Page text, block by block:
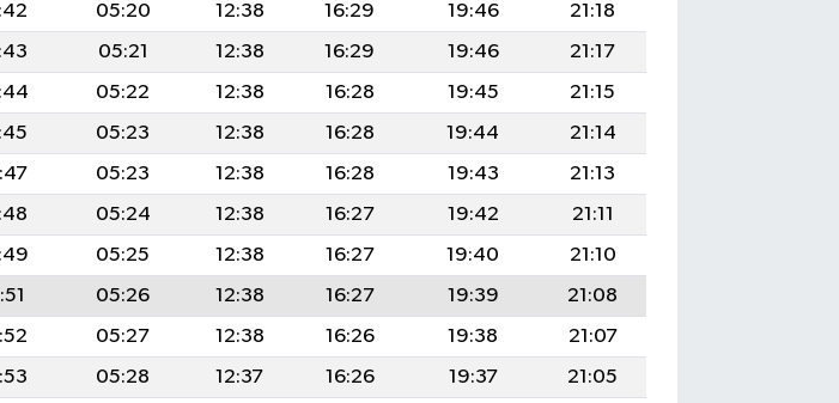
05:20 12:38 16:29 19:46
21:18
05:21 12:38 16:29 19:46
21:17
05:22 12:38 16:28 19:45
21:15
05:23 12:38 16:28 19:44
21:14
05:23 12:38 16:28 19:43
21:13
05:24 12:38 16:27 19:42
21:11
05:25 12:38 16:27 19:40
21:10
05:26 12:38 16:27 19:39
21:08
05:27 12:38 16:26 19:38
21:07
05:28 12:37 16:26 19:37
21:05